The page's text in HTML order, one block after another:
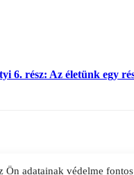
Ön adatainak védelme
6. rész: Az életünk egy